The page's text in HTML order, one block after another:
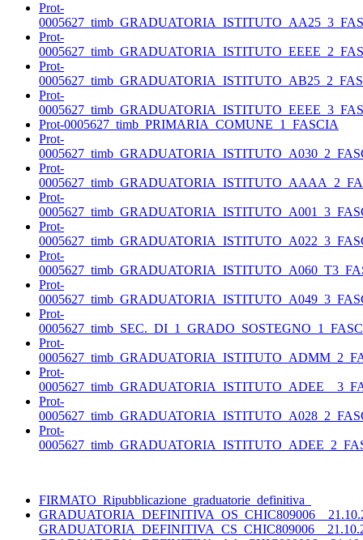
Prot-
Prot-
Prot-
Prot-
Prot-0005627_timb_PRIMARIA_COMUNE_1_FASCIA
Prot-
Prot-
Prot-
Prot-
Prot-
Prot-
Prot-
Prot-
Prot-
Prot-
Prot-
FIRMATO_Ripubblicazione_graduatorie_definitiva_